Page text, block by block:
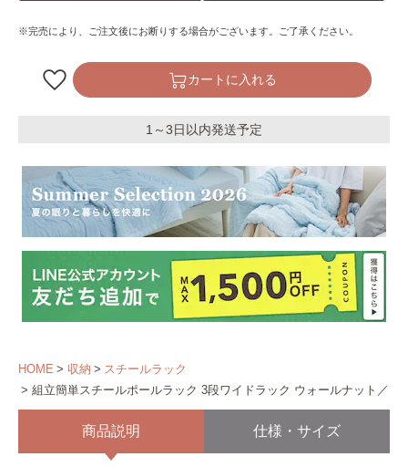
※完売により、ご注文後にお断りする場合がございます。ご了承ください。
カートに入れる
1～3日以内発送予定
HOME 収納
スチールラック
組立簡単スチールポールラック 3段ワイドラック ウォールナット／ブ
商品説明 仕様・サイズ